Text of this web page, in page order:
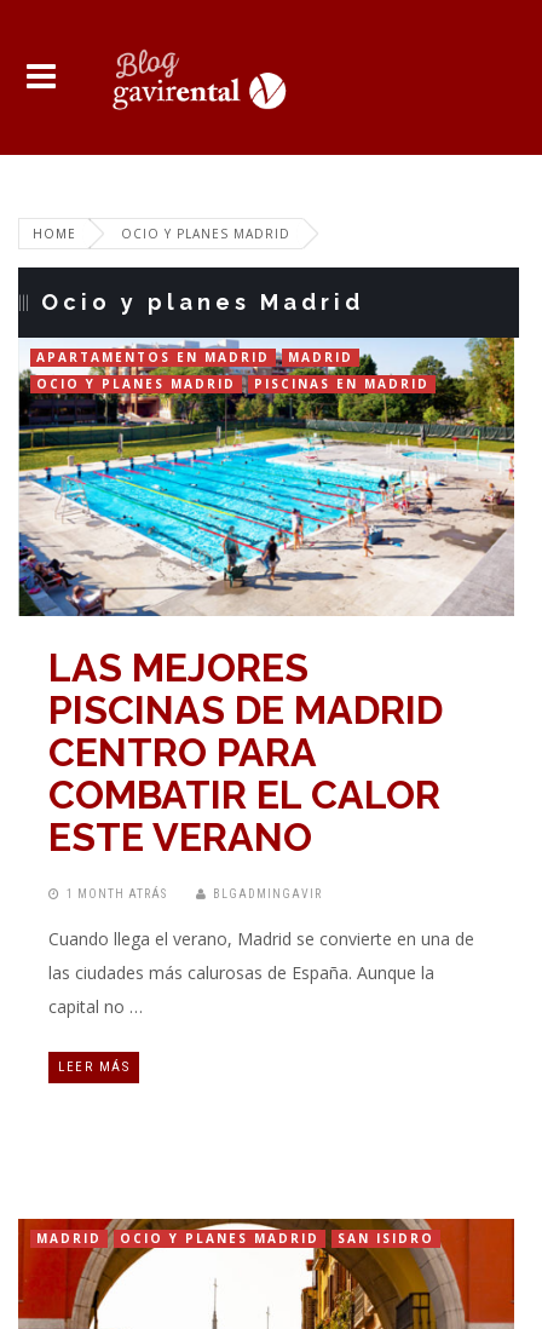
HOME OCIO Y PLANES MADRID
Ocio y planes Madrid
APARTAMENTOS EN MADRID
MADRID
OCIO Y PLANES MADRID
PISCINAS EN MADRID
LAS MEJORES
PISCINAS DE MADRID
CENTRO PARA
COMBATIR EL CALOR
ESTE VERANO
1 MONTH ATRÁS BLGADMINGAVIR
Cuando llega el verano, Madrid se convierte en una de
las ciudades más calurosas de España. Aunque la
capital no …
LEER MÁS
MADRID OCIO Y PLANES MADRID SAN ISIDRO